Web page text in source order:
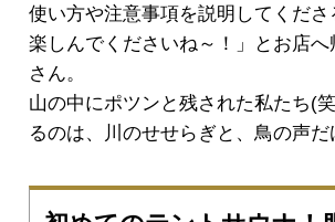
使い方や注意事項を説明してくださ
楽しんでくださいね～！」とお店
さん。
山の中にポツンと残された私たち(
るのは、川のせせらぎと、鳥の声だ